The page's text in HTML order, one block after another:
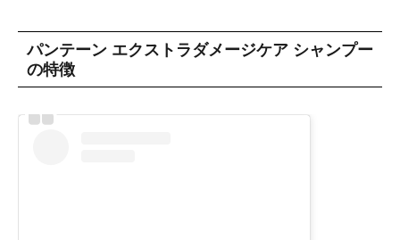
パンテーン エクストラダメージケア シャンプー
の特徴